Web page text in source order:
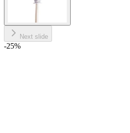
Next slide
-25%